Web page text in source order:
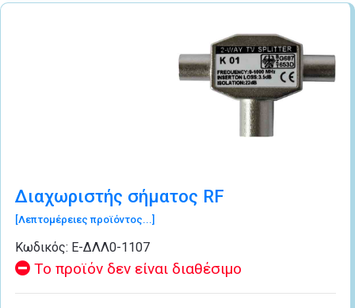
Διαχωριστής σήματος RF
[Λεπτομέρειες προϊόντος...]
Κωδικός: Ε-ΔΛΛ0-1107
Το προϊόν δεν είναι διαθέσιμο